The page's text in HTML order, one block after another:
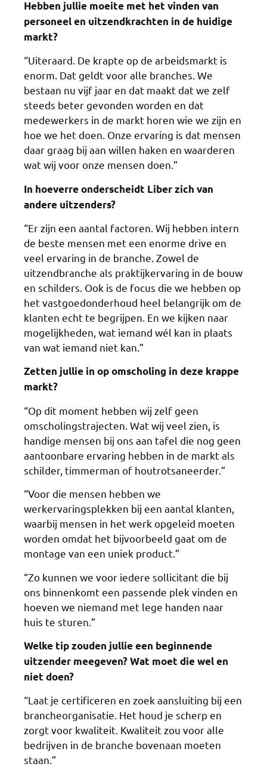
Hebben jullie moeite met het vinden van
personeel en uitzendkrachten in de huidige
markt?
“Uiteraard. De krapte op de arbeidsmarkt is
enorm. Dat geldt voor alle branches. We
bestaan nu vijf jaar en dat maakt dat we zelf
steeds beter gevonden worden en dat
medewerkers in de markt horen wie we zijn en
hoe we het doen. Onze ervaring is dat mensen
daar graag bij aan willen haken en waarderen
wat wij voor onze mensen doen.”
In hoeverre onderscheidt Liber zich van
andere uitzenders?
“Er zijn een aantal factoren. Wij hebben intern
de beste mensen met een enorme drive en
veel ervaring in de branche. Zowel de
uitzendbranche als praktijkervaring in de bouw
en schilders. Ook is de focus die we hebben op
het vastgoedonderhoud heel belangrijk om de
klanten echt te begrijpen. En we kijken naar
mogelijkheden, wat iemand wél kan in plaats
van wat iemand niet kan.”
Zetten jullie in op omscholing in deze krappe
markt?
“Op dit moment hebben wij zelf geen
omscholingstrajecten. Wat wij veel zien, is
handige mensen bij ons aan tafel die nog geen
aantoonbare ervaring hebben in de markt als
schilder, timmerman of houtrotsaneerder.”
“Voor die mensen hebben we
werkervaringsplekken bij een aantal klanten,
waarbij mensen in het werk opgeleid moeten
worden omdat het bijvoorbeeld gaat om de
montage van een uniek product.”
“Zo kunnen we voor iedere sollicitant die bij
ons binnenkomt een passende plek vinden en
hoeven we niemand met lege handen naar
huis te sturen.”
Welke tip zouden jullie een beginnende
uitzender meegeven? Wat moet die wel en
niet doen?
“Laat je certificeren en zoek aansluiting bij een
brancheorganisatie. Het houd je scherp en
zorgt voor kwaliteit. Kwaliteit zou voor alle
bedrijven in de branche bovenaan moeten
staan.”